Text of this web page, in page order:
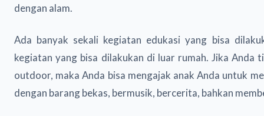
dengan alam.
Ada banyak sekali kegiatan edukasi yang bisa
kegiatan yang bisa dilakukan di luar rumah. Jika Anda
outdoor, maka Anda bisa mengajak anak Anda untuk
dengan barang bekas, bermusik, bercerita, bahkan